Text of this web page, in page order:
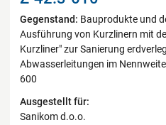
Gegenstand: Bauprodukte und
Ausführung von Kurzlinern mit
Kurzliner" zur Sanierung
Abwasserleitungen im
600
Ausgestellt für:
Sanikom d.o.o.